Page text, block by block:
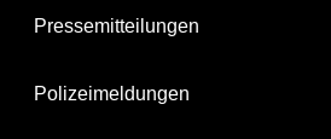
Pressemitteilungen
Polizeimeldungen